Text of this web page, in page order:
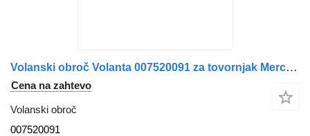
Volanski obroč Volanta 007520091 za tovornjak Mercedes-Benz
Cena na zahtevo
Volanski obroč
007520091